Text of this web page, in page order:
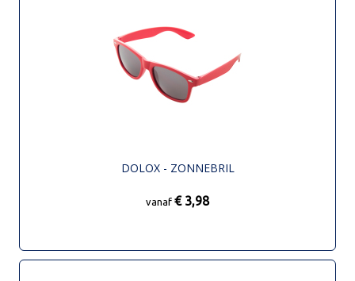
DOLOX - ZONNEBRIL
vanaf € 3,98